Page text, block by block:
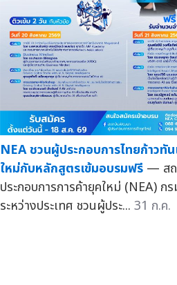
NEA ชวนผู้ประกอบการไทยก้าวทั
ใหม่กับหลักสูตรเข้มอบรมฟรี — ส
ประกอบการการค้ายุคใหม่ (NEA) ก
ระหว่างประเทศ ชวนผู้ประ... 31 ก.ค.